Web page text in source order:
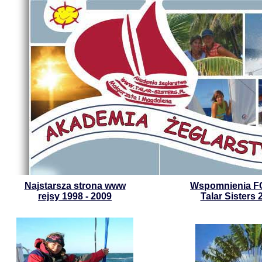
Najstarsza strona www
rejsy 1998 - 2009
Wspomnienia
Talar Sisters